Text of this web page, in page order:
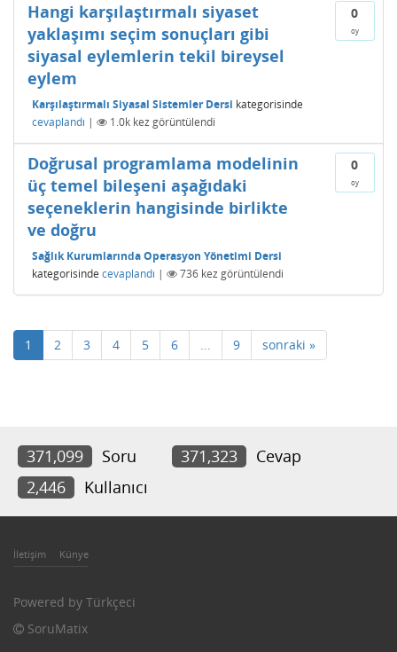
0
oy
Hangi karşılaştırmalı siyaset
yaklaşımı seçim sonuçları gibi
siyasal eylemlerin tekil bireysel
eylem
Karşılaştırmalı Siyasal Sistemler Dersi kategorisinde
cevaplandı | 1.0k kez görüntülendi
0
oy
Doğrusal programlama modelinin
üç temel bileşeni aşağıdaki
seçeneklerin hangisinde birlikte
ve doğru
Sağlık Kurumlarında Operasyon Yönetimi Dersi
kategorisinde cevaplandı | 736 kez görüntülendi
1 2 3 4 5 6 ... 9 sonraki »
371,099 Soru 371,323
Cevap
2,446
Kullanıcı
İletişim Künye
Powered by Türkçeci
SoruMatix